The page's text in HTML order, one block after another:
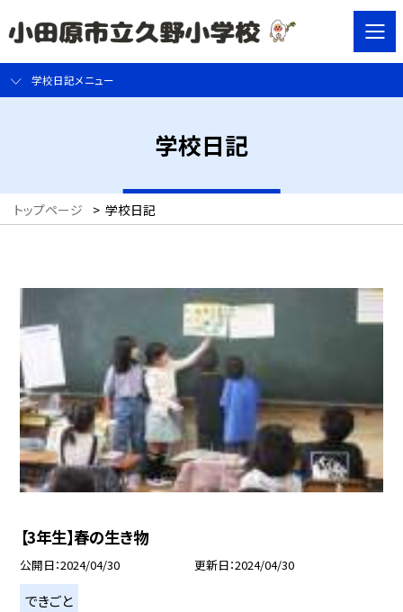
学校日記メニュー
学校日記
トップページ > 学校日記
【3年生】春の生き物
公開日 2024/04/30 更新日 2024/04/30
できごと